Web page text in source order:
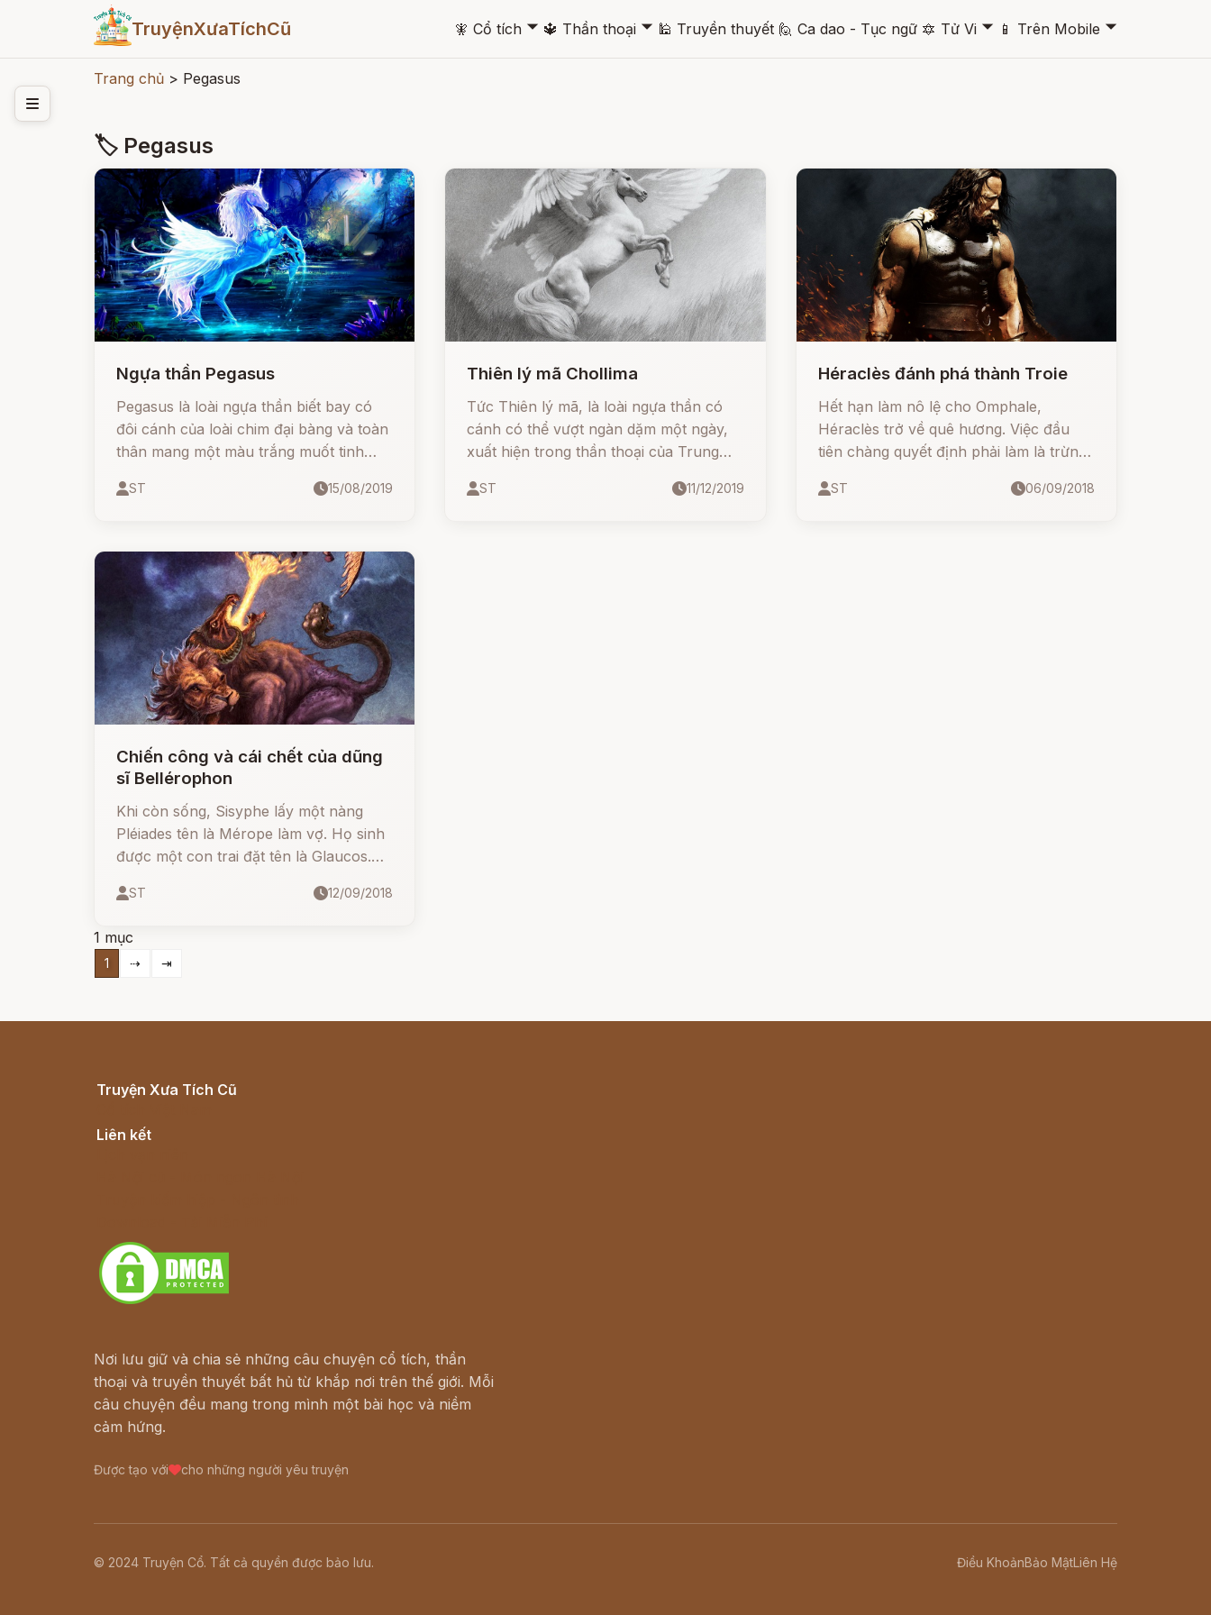
TruyệnXưaTíchCũ 🧚 Cổ tích 🞃 🔱 Thần thoại 🞃 🕌 Truyền thuyết 🙋 Ca dao - Tục ngữ 🔯 Tử Vi 🞃 📱 Trên Mobile 🞃
Trang chủ > Pegasus
🏷 Pegasus
Ngựa thần Pegasus
Pegasus là loài ngựa thần biết bay có
đôi cánh của loài chim đại bàng và toàn
thân mang một màu trắng muốt tinh
tên tuổi của nó thường gắn liền với
ST 15/08/2019
Thiên lý mã Chollima
Tức Thiên lý mã, là loài ngựa thần có
cánh có thể vượt ngàn dặm một ngày,
xuất hiện trong thần thoại của Trung
ngựa trắng có cánh Pegasus của thần
ST 11/12/2019
Héraclès đánh phá thành Troie
Hết hạn làm nô lệ cho Omphale,
Héraclès trở về quê hương. Việc đầu
tiên chàng quyết định phải làm là trừng
Troie về tội đã bội ước quỵt công của
ST 06/09/2018
Chiến công và cái chết của dũng
sĩ Bellérophon
Khi còn sống, Sisyphe lấy một nàng
Pléiades tên là Mérope làm vợ. Họ sinh
được một con trai đặt tên là Glaucos.
vua tiếp tục trị vì trên đô thành Éphyre.
cưỡi ngựa.
ST 12/09/2018
1 mục
1 ⇢ ⇥
Truyện Xưa Tích Cũ
Liên kết
Nơi lưu giữ và chia sẻ những câu chuyện cổ tích, thần
thoại và truyền thuyết bất hủ từ khắp nơi trên thế giới. Mỗi
câu chuyện đều mang trong mình một bài học và niềm
cảm hứng.
Được tạo với cho những người yêu truyện
© 2024 Truyện Cổ. Tất cả quyền được bảo lưu. Điều KhoảnBảo MậtLiên Hệ